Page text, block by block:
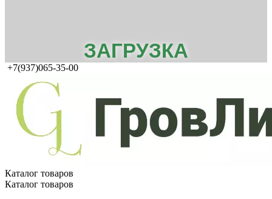
ЗАГРУЗКА
+7(937)065-35-00
Каталог товаров
Каталог товаров